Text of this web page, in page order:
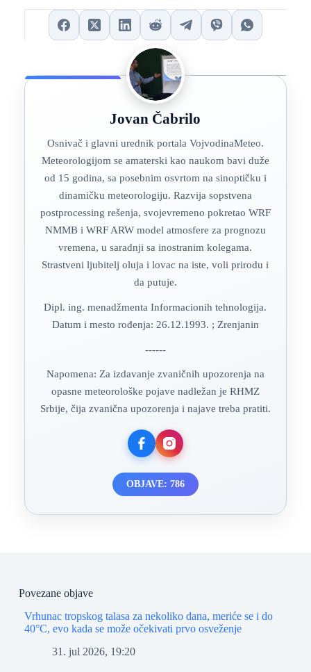
Jovan Čabrilo
Osnivač i glavni urednik portala VojvodinaMeteo.
Meteorologijom se amaterski kao naukom bavi duže
od 15 godina, sa posebnim osvrtom na sinoptičku i
dinamičku meteorologiju. Razvija sopstvena
postprocessing rešenja, svojevremeno pokretao WRF
NMMB i WRF ARW model atmosfere za prognozu
vremena, u saradnji sa inostranim kolegama.
Strastveni ljubitelj oluja i lovac na iste, voli prirodu i
da putuje.
Dipl. ing. menadžmenta Informacionih tehnologija.
Datum i mesto rođenja: 26.12.1993. ; Zrenjanin
------
Napomena: Za izdavanje zvaničnih upozorenja na
opasne meteorološke pojave nadležan je RHMZ
Srbije, čija zvanična upozorenja i najave treba pratiti.
OBJAVE: 786
Povezane objave
Vrhunac tropskog talasa za nekoliko dana, meriće se i do
40°C, evo kada se može očekivati prvo osveženje
31. jul 2026, 19:20